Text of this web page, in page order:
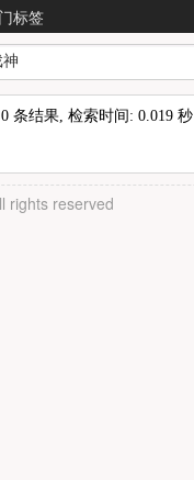
标签
条结果, 检索时间: 0.019 秒
rights reserved